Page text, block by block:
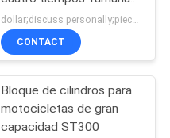
Bloque de motor 49mm
51mm
dollar;discuss personally;piece MOQ:Negociación
CONTACT
Bloque de cilindros para
motocicletas de gran
capacidad ST300